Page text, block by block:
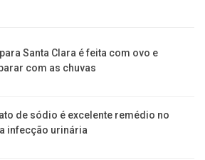
Santa Clara é feita com ovo e
com as chuvas
de sódio é excelente remédio no
infecção urinária